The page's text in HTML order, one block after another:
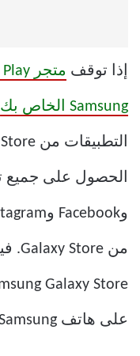
إذا توقف
Samsung الخاص بك
على هاتف Samsung.